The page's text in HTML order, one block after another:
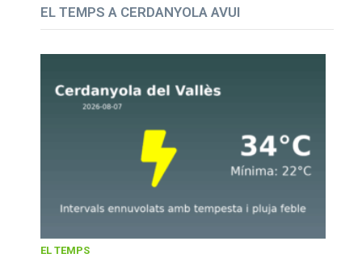
EL TEMPS A CERDANYOLA AVUI
EL TEMPS